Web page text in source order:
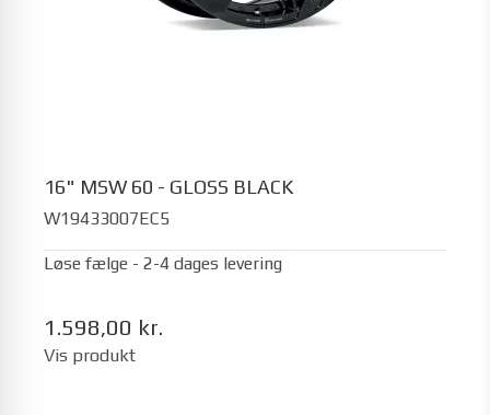
16" MSW 60 - GLOSS BLACK
W19433007EC5
Løse fælge - 2-4 dages levering
1.598,00 kr.
Vis produkt